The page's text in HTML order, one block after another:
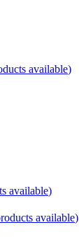
available)
available)
available)